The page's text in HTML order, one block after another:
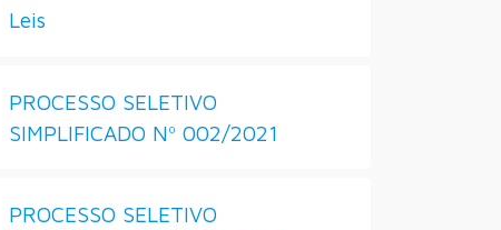
Leis
PROCESSO SELETIVO
SIMPLIFICADO Nº 002/2021
PROCESSO SELETIVO